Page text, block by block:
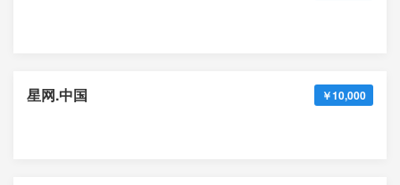
星网.中国 ￥10,000